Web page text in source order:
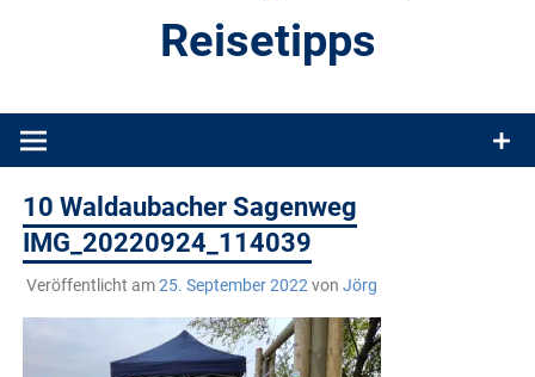
Reisetipps
Produkttests und Buchrezensionen. Ein Blog für alle, die gern
10 Waldaubacher Sagenweg
IMG_20220924_114039
Veröffentlicht am25. September 2022 von Jörg